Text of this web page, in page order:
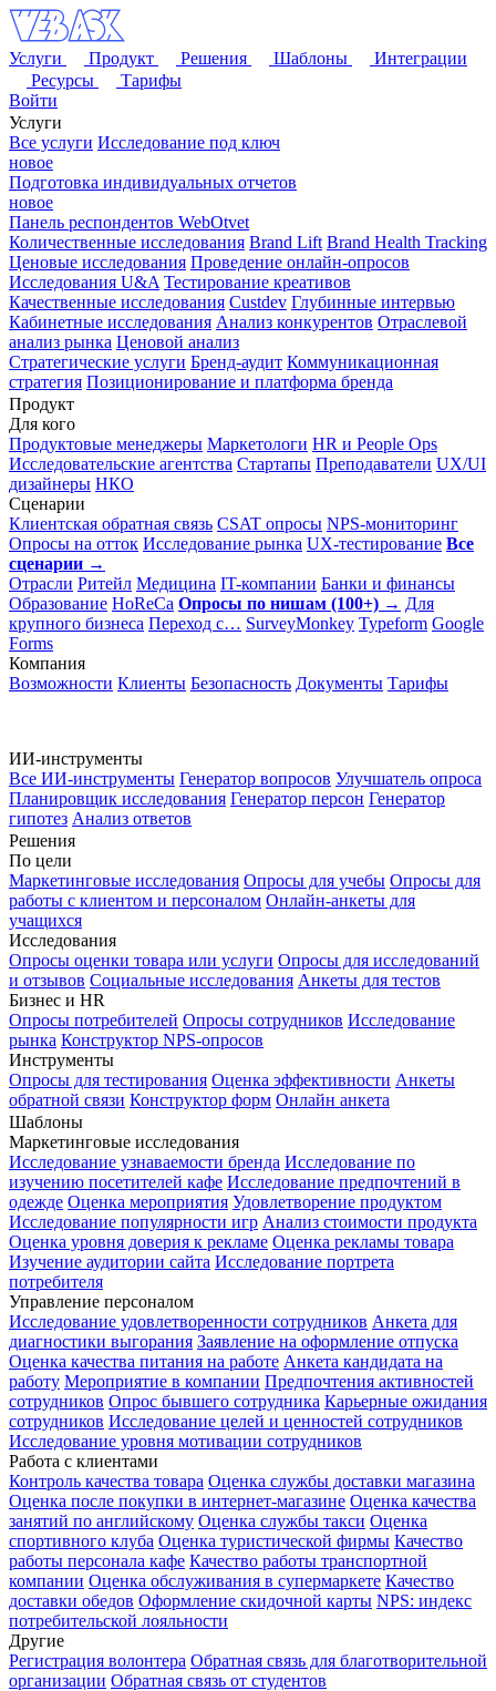
Услуги Продукт Решения Шаблоны
Интеграции
Ресурсы
Тарифы
Войти
Услуги
Все услуги Исследование под ключ
новое
Подготовка индивидуальных отчетов
новое
Панель респондентов WebOtvet
Количественные исследования Brand Lift Brand Health Tracking
Ценовые исследования Проведение онлайн-опросов
Исследования U&A Тестирование креативов
Качественные исследования Custdev Глубинные интервью
Кабинетные исследования Анализ конкурентов Отраслевой
анализ рынка Ценовой анализ
Стратегические услуги Бренд-аудит Коммуникационная
стратегия Позиционирование и платформа бренда
Продукт
Для кого
Продуктовые менеджеры Маркетологи HR и People Ops
Исследовательские агентства Стартапы Преподаватели UX/UI
дизайнеры НКО
Сценарии
Клиентская обратная связь CSAT опросы NPS-мониторинг
Опросы на отток Исследование рынка UX-тестирование Все
сценарии →
Отрасли Ритейл Медицина IT-компании Банки и финансы
Образование HoReCa Опросы по нишам (100+) → Для
крупного бизнеса Переход с… SurveyMonkey Typeform Google
Forms
Компания
Возможности Клиенты Безопасность Документы Тарифы
ИИ-инструменты
Все ИИ-инструменты Генератор вопросов Улучшатель опроса
Планировщик исследования Генератор персон Генератор
гипотез Анализ ответов
Решения
По цели
Маркетинговые исследования Опросы для учебы Опросы для
работы с клиентом и персоналом Онлайн-анкеты для
учащихся
Исследования
Опросы оценки товара или услуги Опросы для исследований
и отзывов Социальные исследования Анкеты для тестов
Бизнес и HR
Опросы потребителей Опросы сотрудников Исследование
рынка Конструктор NPS-опросов
Инструменты
Опросы для тестирования Оценка эффективности Анкеты
обратной связи Конструктор форм Онлайн анкета
Шаблоны
Маркетинговые исследования
Исследование узнаваемости бренда Исследование по
изучению посетителей кафе Исследование предпочтений в
одежде Оценка мероприятия Удовлетворение продуктом
Исследование популярности игр Анализ стоимости продукта
Оценка уровня доверия к рекламе Оценка рекламы товара
Изучение аудитории сайта Исследование портрета
потребителя
Управление персоналом
Исследование удовлетворенности сотрудников Анкета для
диагностики выгорания Заявление на оформление отпуска
Оценка качества питания на работе Анкета кандидата на
работу Мероприятие в компании Предпочтения активностей
сотрудников Опрос бывшего сотрудника Карьерные ожидания
сотрудников Исследование целей и ценностей сотрудников
Исследование уровня мотивации сотрудников
Работа с клиентами
Контроль качества товара Оценка службы доставки магазина
Оценка после покупки в интернет-магазине Оценка качества
занятий по английскому Оценка службы такси Оценка
спортивного клуба Оценка туристической фирмы Качество
работы персонала кафе Качество работы транспортной
компании Оценка обслуживания в супермаркете Качество
доставки обедов Оформление скидочной карты NPS: индекс
потребительской лояльности
Другие
Регистрация волонтера Обратная связь для благотворительной
организации Обратная связь от студентов